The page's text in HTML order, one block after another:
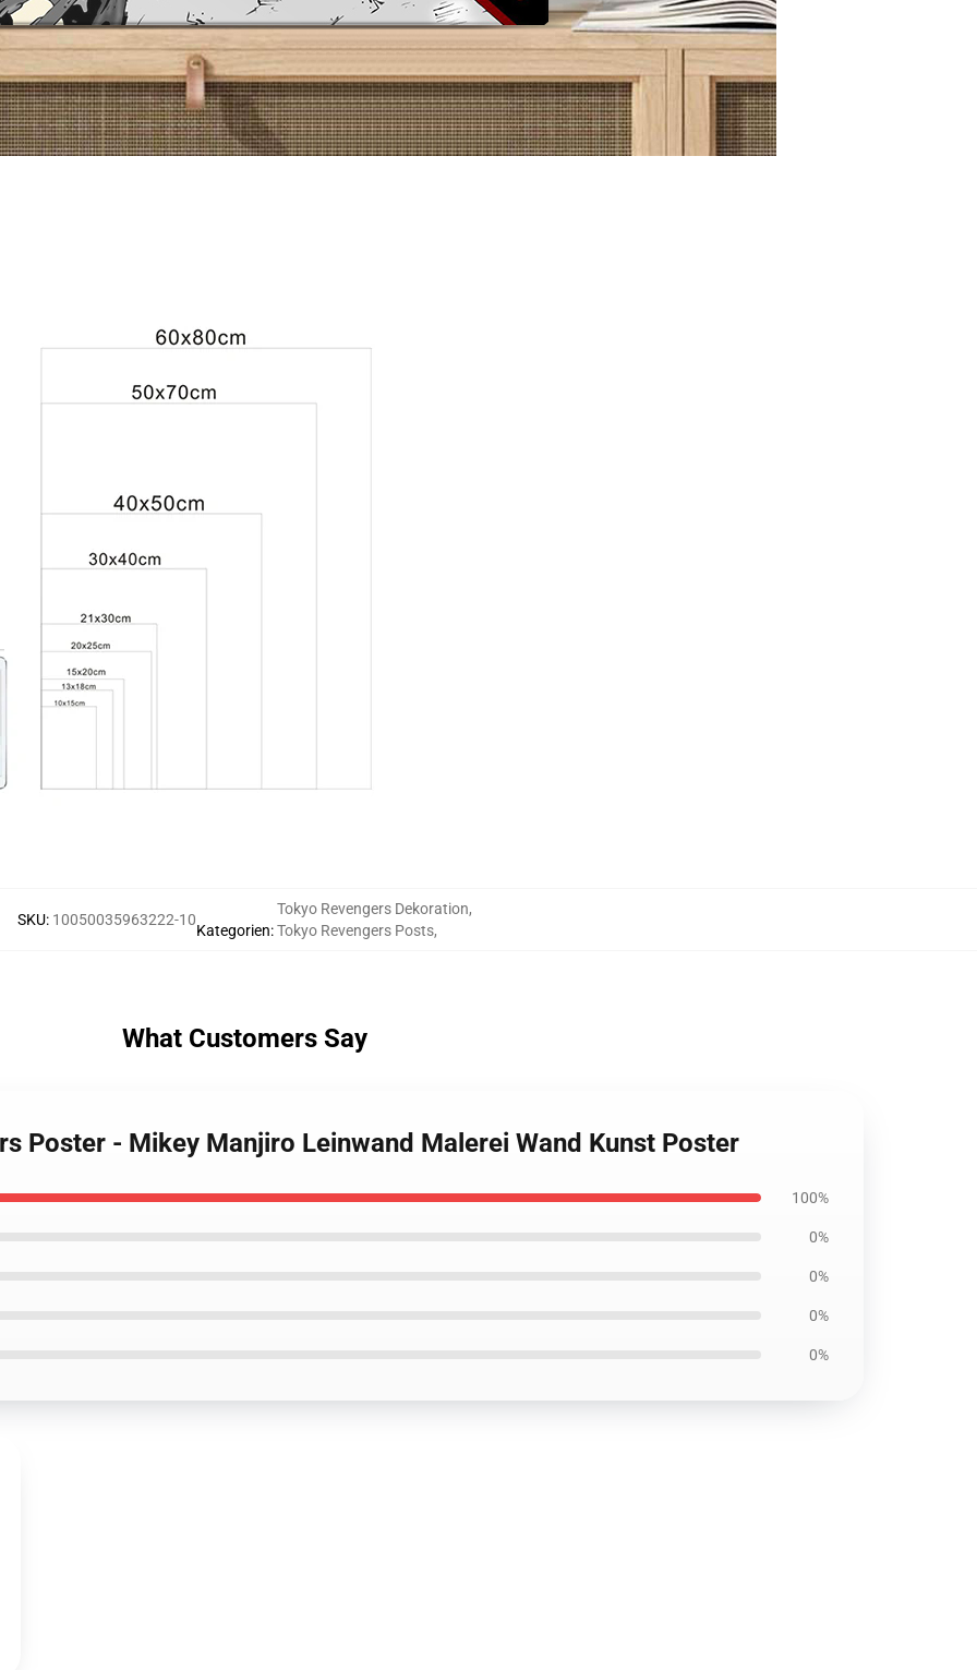
SKU: 10050035963222-10
Kategorien:
Tokyo Revengers Dekoration,
Tokyo Revengers Posts,
What Customers Say
Poster - Mikey Manjiro Leinwand Malerei Wand Kunst Poster
100%
0%
0%
0%
0%